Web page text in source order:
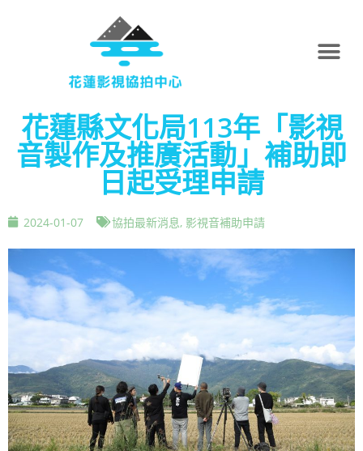
花蓮縣文化局113年「影視
音製作及推廣活動」補助即
日起受理申請
2024-01-07 協拍最新消息, 影視音補助申請